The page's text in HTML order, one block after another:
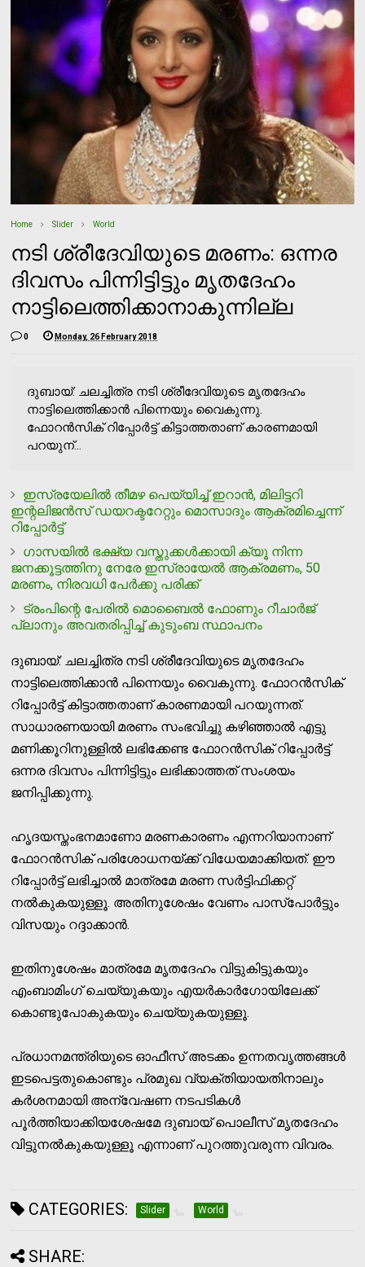
Home Slider World
നടി ശ്രീദേവിയുടെ മരണം: ഒന്നര
ദിവസം പിന്നിട്ടിട്ടും മൃതദേഹം
നാട്ടിലെത്തിക്കാനാകുന്നില്ല
0 Monday, 26 February 2018
ദുബായ്: ചലച്ചിത്ര നടി ശ്രീദേവിയുടെ മൃതദേഹം
നാട്ടിലെത്തിക്കാന്‍ പിന്നെയും വൈകുന്നു.
ഫോറന്‍സിക് റിപ്പോര്‍ട്ട് കിട്ടാത്തതാണ് കാരണമായി
പറയുന്...
ഇസ്രയേലില്‍ തീമഴ പെയ്യിച്ച് ഇറാന്‍, മിലിട്ടറി
ഇന്റലിജന്‍സ് ഡയറക്ടറേറ്റും മൊസാദും ആക്രമിച്ചെന്ന്
റിപ്പോര്‍ട്ട്
ഗാസയില്‍ ഭക്ഷ്യ വസ്തുക്കള്‍ക്കായി ക്യൂ നിന്ന
ജനക്കൂട്ടത്തിനു നേരേ ഇസ്രായേല്‍ ആക്രമണം, 50
മരണം, നിരവധി പേര്‍ക്കു പരിക്ക്
ട്രംപിന്റെ പേരില്‍ മൊബൈല്‍ ഫോണും റീചാര്‍ജ്
പ്ലാനും അവതരിപ്പിച്ച് കുടുംബ സ്ഥാപനം
ദുബായ്: ചലച്ചിത്ര നടി ശ്രീദേവിയുടെ മൃതദേഹം
നാട്ടിലെത്തിക്കാന്‍ പിന്നെയും വൈകുന്നു. ഫോറന്‍സിക്
റിപ്പോര്‍ട്ട് കിട്ടാത്തതാണ് കാരണമായി പറയുന്നത്.
സാധാരണയായി മരണം സംഭവിച്ചു കഴിഞ്ഞാല്‍ എട്ടു
മണിക്കൂറിനുള്ളില്‍ ലഭിക്കേണ്ട ഫോറന്‍സിക് റിപ്പോര്‍ട്ട്
ഒന്നര ദിവസം പിന്നിട്ടിട്ടും ലഭിക്കാത്തത് സംശയം
ജനിപ്പിക്കുന്നു.
ഹൃദയസ്തംഭനമാണോ മരണകാരണം എന്നറിയാനാണ്
ഫോറന്‍സിക് പരിശോധനയ്ക്ക് വിധേയമാക്കിയത്. ഈ
റിപ്പോര്‍ട്ട് ലഭിച്ചാല്‍ മാത്രമേ മരണ സര്‍ട്ടിഫിക്കറ്റ്
നല്‍കുകയുള്ളൂ. അതിനുശേഷം വേണം പാസ്‌പോര്‍ട്ടും
വിസയും റദ്ദാക്കാന്‍.
ഇതിനുശേഷം മാത്രമേ മൃതദേഹം വിട്ടുകിട്ടുകയും
എംബാമിംഗ് ചെയ്യുകയും എയര്‍കാര്‍ഗോയിലേക്ക്
കൊണ്ടുപോകുകയും ചെയ്യുകയുള്ളൂ.
പ്രധാനമന്ത്രിയുടെ ഓഫീസ് അടക്കം ഉന്നതവൃത്തങ്ങള്‍
ഇടപെട്ടതുകൊണ്ടും പ്രമുഖ വ്യക്തിയായതിനാലും
കര്‍ശനമായി അന്വേഷണ നടപടികള്‍
പൂര്‍ത്തിയാക്കിയശേഷമേ ദുബായ് പൊലീസ് മൃതദേഹം
വിട്ടുനല്‍കുകയുള്ളൂ എന്നാണ് പുറത്തുവരുന്ന വിവരം.
CATEGORIES: Slider World
SHARE: